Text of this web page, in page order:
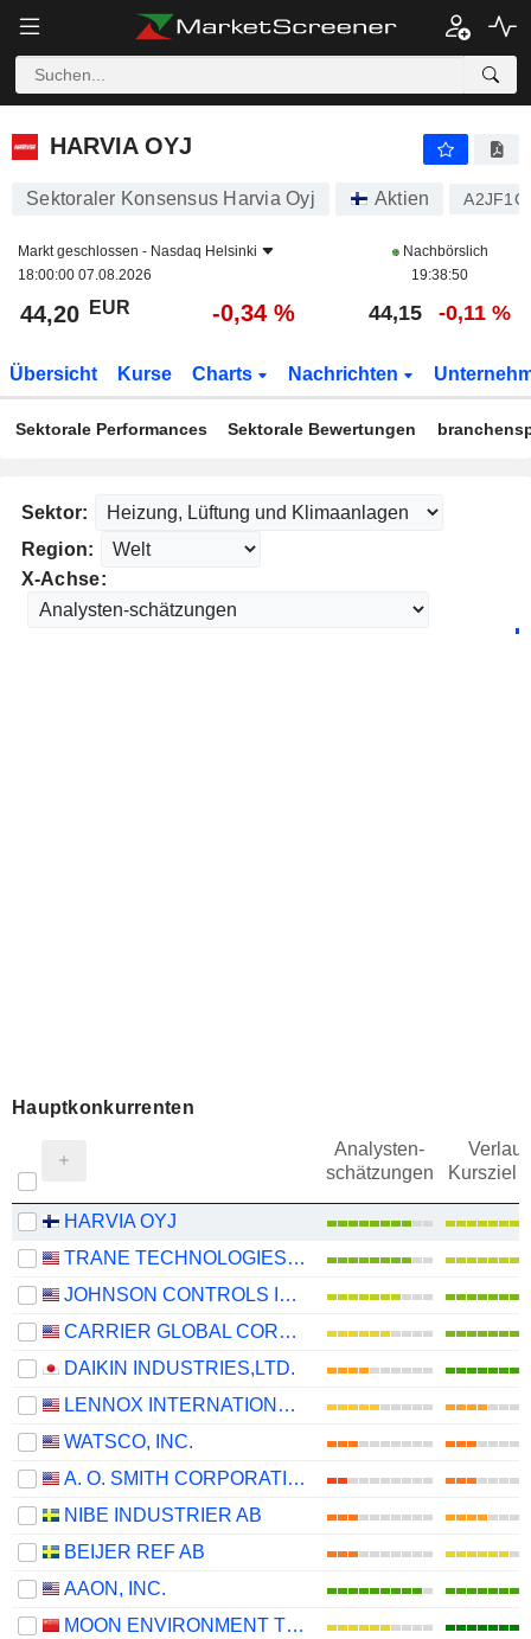
HARVIA OYJ
HARVIA OYJ
Sektoraler Konsensus Harvia Oyj Aktien A2JF1C
Markt geschlossen - Nasdaq Helsinki
18:00:00 07.08.2026
Nachbörslich
19:38:50
44,20 EUR -0,34 % 44,15 -0,11 %
Übersicht Kurse Charts Nachrichten
Sektorale Performances Sektorale Bewertungen
Sektor:
Region:
X-Achse:
Hauptkonkurrenten
Analysten-
schätzungen
Verlauf
Kursziel
HARVIA OYJ
TRANE TECHNOLOGIES PLC
JOHNSON CONTROLS INTERNATIONAL PLC
CARRIER GLOBAL CORPORATION
DAIKIN INDUSTRIES,LTD.
LENNOX INTERNATIONAL INC.
WATSCO, INC.
A. O. SMITH CORPORATION
NIBE INDUSTRIER AB
BEIJER REF AB
AAON, INC.
MOON ENVIRONMENT TECHNOLOGY CO.,LTD.